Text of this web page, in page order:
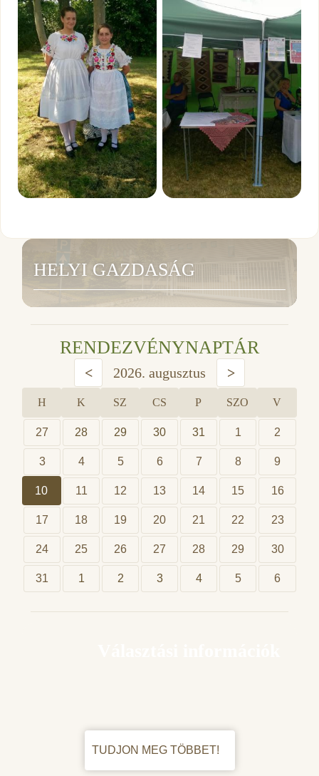
HELYI GAZDASÁG
RENDEZVÉNYNAPTÁR
< 2026. augusztus >
H K SZ CS P SZO V
27 28 29 30 31 1 2
3 4 5 6 7 8 9
10 11 12 13 14 15 16
17 18 19 20 21 22 23
24 25 26 27 28 29 30
31 1 2 3 4 5 6
TUDJON MEG TÖBBET!